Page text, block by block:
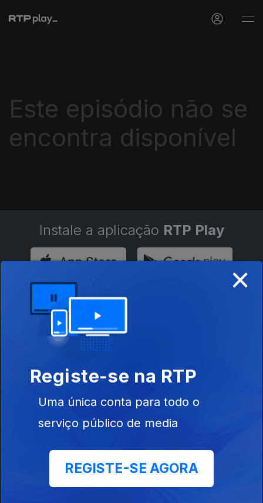
Este episódio não se
encontra disponível
Instale a aplicação RTP Play
Disponível para iOS, Android, Apple TV, Android TV e
CarPlay
×
Registe-se na RTP
Uma única conta para todo o
serviço público de media
REGISTE-SE AGORA